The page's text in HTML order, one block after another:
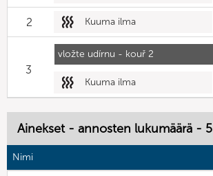
2 Kuuma ilma
vložte udírnu - kouř 2
3
Kuuma ilma
Ainekset - annosten lukumäärä - 5
Nimi